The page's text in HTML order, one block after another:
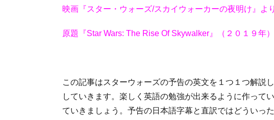
映画『スター・ウォーズ/スカイウォーカーの夜明け』より
原題『Star Wars: The Rise Of Skywalker』（２０１９年）
この記事はスターウォーズの予告の英文を１つ１つ解説
していきます。楽しく英語の勉強が出来るように作って
ていきましょう。予告の日本語字幕と直訳ではどういっ